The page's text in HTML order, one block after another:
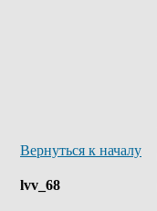
Вернуться к началу
lvv_68